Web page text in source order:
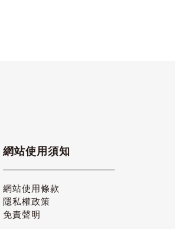
網站使用須知
網站使用條款
隱私權政策
免責聲明